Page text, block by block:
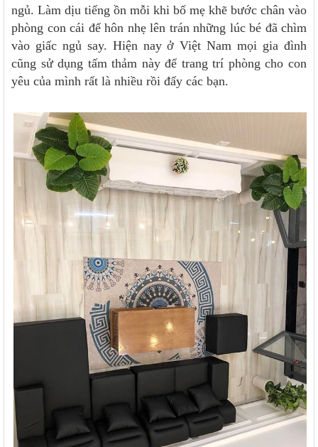
ngủ. Làm dịu tiếng ồn mỗi khi bố mẹ khẽ bước chân vào
phòng con cái để hôn nhẹ lên trán những lúc bé đã chìm
vào giấc ngủ say. Hiện nay ở Việt Nam mọi gia đình
cũng sử dụng tấm thảm này để trang trí phòng cho con
yêu của mình rất là nhiều rồi đấy các bạn.